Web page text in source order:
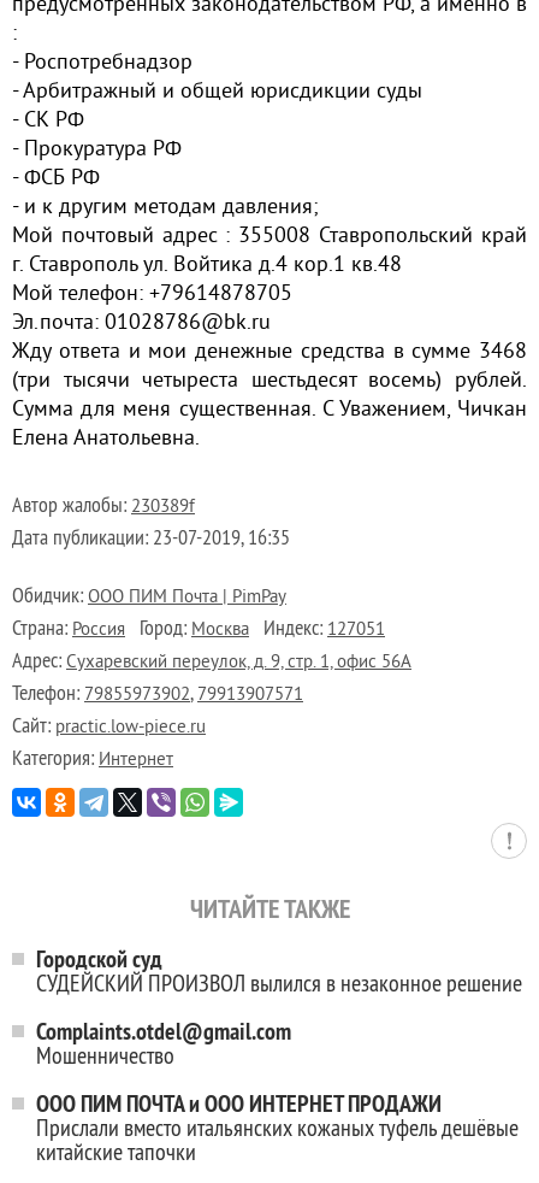
:
- Роспотребнадзор
- Арбитражный и общей юрисдикции суды
- СК РФ
- Прокуратура РФ
- ФСБ РФ
- и к другим методам давления;
Мой почтовый адрес : 355008 Ставропольский край
г. Ставрополь ул. Войтика д.4 кор.1 кв.48
Мой телефон: +79614878705
Эл.почта: 01028786@bk.ru
Жду ответа и мои денежные средства в сумме 3468
(три тысячи четыреста шестьдесят восемь) рублей.
Сумма для меня существенная. С Уважением, Чичкан
Елена Анатольевна.
Автор жалобы: 230389f
Дата публикации: 23-07-2019, 16:35
Обидчик: ООО ПИМ Почта | PimPay
Страна: Россия Город: Москва Индекс: 127051
Адрес: Сухаревский переулок, д. 9, стр. 1, офис 56А
Телефон: 79855973902,79913907571
Сайт: practic.low-piece.ru
Категория: Интернет
ЧИТАЙТЕ ТАКЖЕ
Городской суд
СУДЕЙСКИЙ ПРОИЗВОЛ вылился в незаконное решение
Complaints.otdel@gmail.com
Мошенничество
ООО ПИМ ПОЧТА и ООО ИНТЕРНЕТ ПРОДАЖИ
Прислали вместо итальянских кожаных туфель дешёвые
китайские тапочки